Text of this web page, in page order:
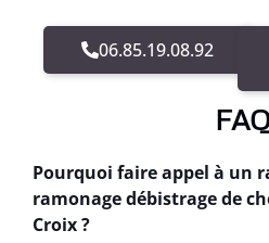
06.85.19.08.92
Pourquoi faire appel à un
ramonage débistrage de
Croix ?